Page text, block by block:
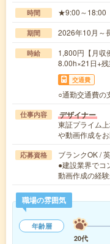
時間 ★9:00～18:00
期間 2026年10月～
時給
1,800円【月収
8.00h×21日+
交通費
○通勤交通費の
仕事内容 デザイナー
東証プライム
や動画作成を
応募資格
ブランクOK /
●建設業界でコ
動画作成の経
職場の雰囲気
年齢層
20代